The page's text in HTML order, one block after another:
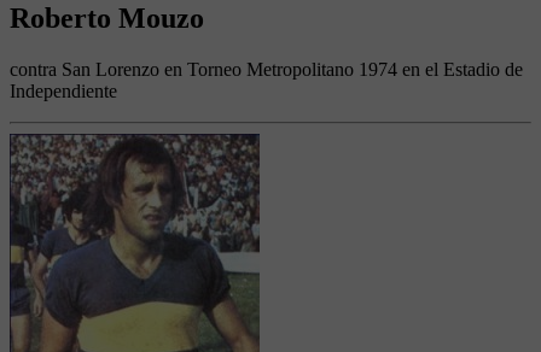
Roberto Mouzo
contra San Lorenzo en Torneo Metropolitano 1974 en el Estadio de
Independiente